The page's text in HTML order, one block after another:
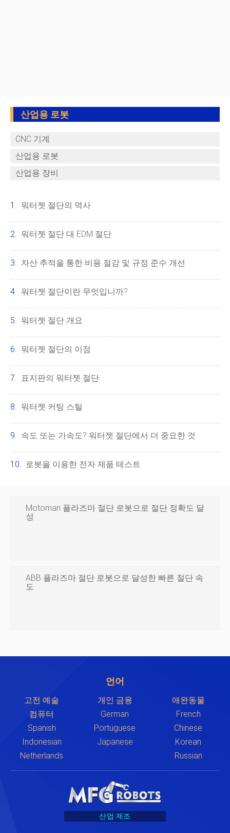
산업용 로봇
CNC 기계
산업용 로봇
산업용 장비
워터젯 절단의 역사
워터젯 절단 대 EDM 절단
자산 추적을 통한 비용 절감 및 규정 준수 개선
워터젯 절단이란 무엇입니까?
워터젯 절단 개요
워터젯 절단의 이점
표지판의 워터젯 절단
워터젯 커팅 스틸
속도 또는 가속도? 워터젯 절단에서 더 중요한 것
로봇을 이용한 전자 제품 테스트
Motoman 플라즈마 절단 로봇으로 절단 정확도 달
성
ABB 플라즈마 절단 로봇으로 달성한 빠른 절단 속
도
언어
고전 예술 개인 금융
애완동물
컴퓨터
German
French
Spanish
Portuguese
Chinese
Indonesian
Japanese
Korean
Netherlands
Russian
산업 제조